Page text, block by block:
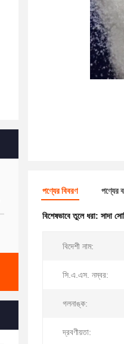
পণ্যের বিবরণ পণ্যের
বিশেষভাবে তুলে ধরা: সাদা
বিদেশী নাম:
সি.এ.এস. নম্বর:
গলনাঙ্ক:
দ্রবণীয়তা: